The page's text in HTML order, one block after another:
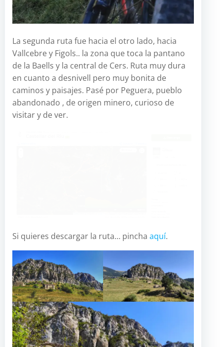
La segunda ruta fue hacia el otro lado, hacia
Vallcebre y Figols.. la zona que toca la pantano
de la Baells y la central de Cers. Ruta muy dura
en cuanto a desnivell pero muy bonita de
caminos y paisajes. Pasé por Peguera, pueblo
abandonado , de origen minero, curioso de
visitar y de ver.
Si quieres descargar la ruta… pincha aquí.